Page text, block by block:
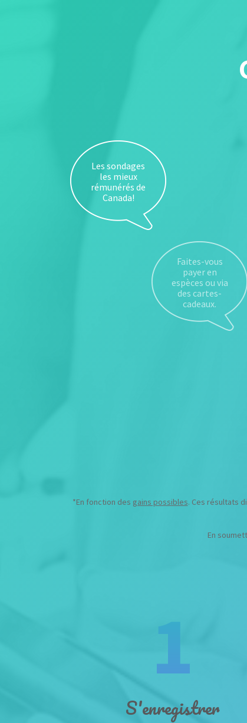
Les sondages
les mieux
rémunérés de
Canada!
*En fonction des gains possibles. Ces résultats
En
1
S'enregistrer